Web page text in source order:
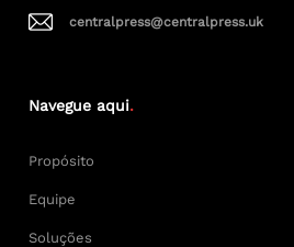
centralpress@centralpress.uk
Navegue aqui.
Propósito
Equipe
Soluções